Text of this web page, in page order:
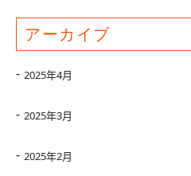
アーカイブ
2025年4月
2025年3月
2025年2月